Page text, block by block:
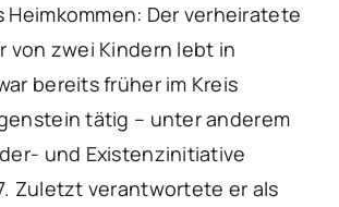
Heimkommen: Der verheiratete
von zwei Kindern lebt in
bereits früher im Kreis
tätig – unter anderem
und Existenzinitiative
Zuletzt verantwortete er als